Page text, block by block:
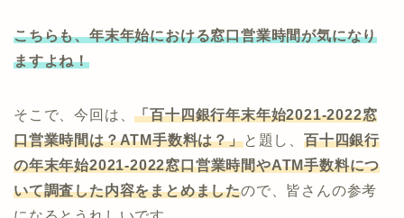
こちらも、年末年始における窓口営業時間が気になり
ますよね！
そこで、今回は、「百十四銀行年末年始2021-2022窓
口営業時間は？ATM手数料は？」と題し、百十四銀行
の年末年始2021-2022窓口営業時間やATM手数料につ
いて調査した内容をまとめましたので、皆さんの参考